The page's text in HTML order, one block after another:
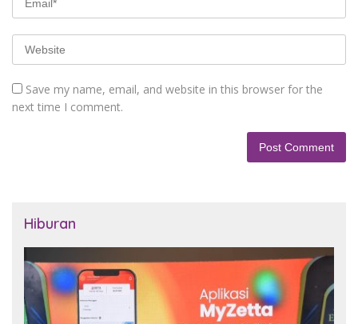
Save my name, email, and website in this browser for the
next time I comment.
Hiburan